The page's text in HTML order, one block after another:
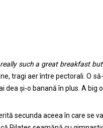
such a great breakfast
tragi aer între pectorali. O
dea și-o banană în plus. A big
secunda aceea în care se